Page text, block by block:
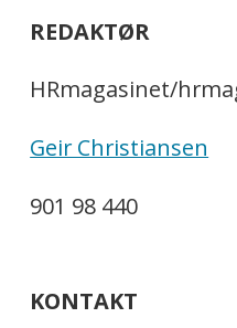
REDAKTØR
HRmagasinet/
Geir Christiansen
901 98 440
KONTAKT